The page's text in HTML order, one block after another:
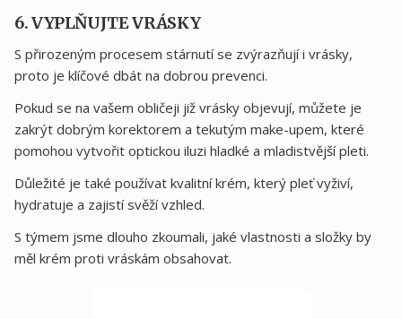
6. VYPLŇUJTE VRÁSKY
S přirozeným procesem stárnutí se zvýrazňují i ​​vrásky,
proto je klíčové dbát na dobrou prevenci.
Pokud se na vašem obličeji již vrásky objevují, můžete je
zakrýt dobrým korektorem a tekutým make-upem, které
pomohou vytvořit optickou iluzi hladké a mladistvější pleti.
Důležité je také používat kvalitní krém, který pleť vyživí,
hydratuje a zajistí svěží vzhled.
S týmem jsme dlouho zkoumali, jaké vlastnosti a složky by
měl krém proti vráskám obsahovat.